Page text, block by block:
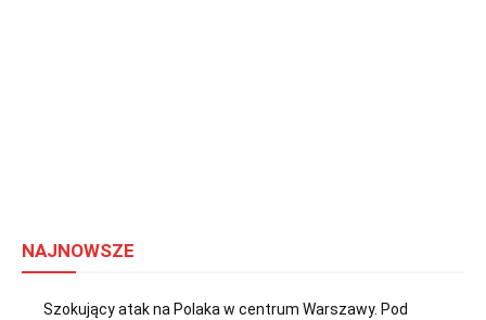
NAJNOWSZE
Szokujący atak na Polaka w centrum Warszawy. Pod